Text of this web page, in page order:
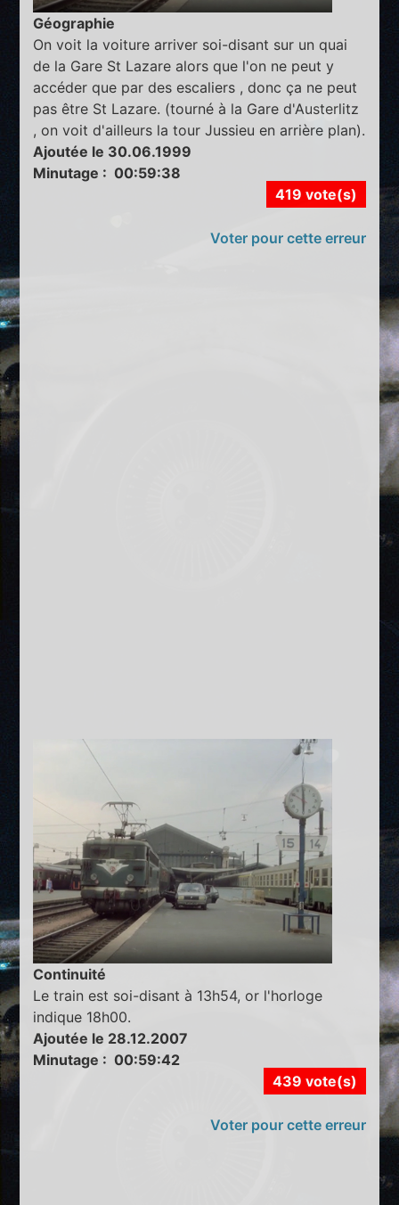
Géographie
On voit la voiture arriver soi-disant sur un quai
de la Gare St Lazare alors que l'on ne peut y
accéder que par des escaliers , donc ça ne peut
pas être St Lazare. (tourné à la Gare d'Austerlitz
, on voit d'ailleurs la tour Jussieu en arrière plan).
Ajoutée le 30.06.1999
Minutage : 00:59:38
419 vote(s)
Voter pour cette erreur
Continuité
Le train est soi-disant à 13h54, or l'horloge
indique 18h00.
Ajoutée le 28.12.2007
Minutage : 00:59:42
439 vote(s)
Voter pour cette erreur